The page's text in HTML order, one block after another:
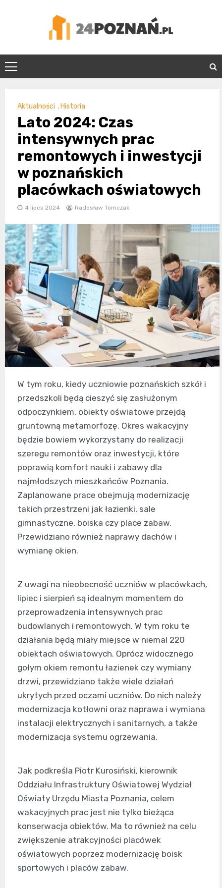
24Poznań.pl
Aktualności , Historia
Lato 2024: Czas
intensywnych prac
remontowych i inwestycji
w poznańskich
placówkach oświatowych
4 lipca 2024 Radosław Tomczak
W tym roku, kiedy uczniowie poznańskich szkół i
przedszkoli będą cieszyć się zasłużonym
odpoczynkiem, obiekty oświatowe przejdą
gruntowną metamorfozę. Okres wakacyjny
będzie bowiem wykorzystany do realizacji
szeregu remontów oraz inwestycji, które
poprawią komfort nauki i zabawy dla
najmłodszych mieszkańców Poznania.
Zaplanowane prace obejmują modernizację
takich przestrzeni jak łazienki, sale
gimnastyczne, boiska czy place zabaw.
Przewidziano również naprawy dachów i
wymianę okien.
Z uwagi na nieobecność uczniów w placówkach,
lipiec i sierpień są idealnym momentem do
przeprowadzenia intensywnych prac
budowlanych i remontowych. W tym roku te
działania będą miały miejsce w niemal 220
obiektach oświatowych. Oprócz widocznego
gołym okiem remontu łazienek czy wymiany
drzwi, przewidziano także wiele działań
ukrytych przed oczami uczniów. Do nich należy
modernizacja kotłowni oraz naprawa i wymiana
instalacji elektrycznych i sanitarnych, a także
modernizacja systemu ogrzewania.
Jak podkreśla Piotr Kurosiński, kierownik
Oddziału Infrastruktury Oświatowej Wydział
Oświaty Urzędu Miasta Poznania, celem
wakacyjnych prac jest nie tylko bieżąca
konserwacja obiektów. Ma to również na celu
zwiększenie atrakcyjności placówek
oświatowych poprzez modernizację boisk
sportowych i placów zabaw.